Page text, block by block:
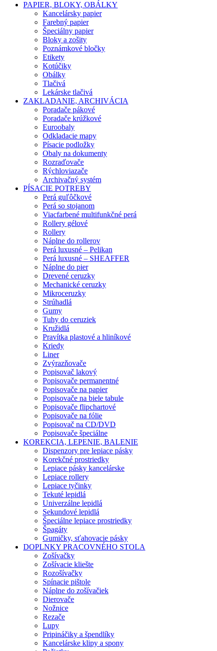
PAPIER, BLOKY, OBÁLKY
Kancelársky papier
Farebný papier
Špeciálny papier
Bloky a zošity
Poznámkové bločky
Etikety
Kotúčiky
Obálky
Tlačivá
Lekárske tlačivá
ZAKLADANIE, ARCHIVÁCIA
Poradače pákové
Poradače krúžkové
Euroobaly
Odkladacie mapy
Písacie podložky
Obaly na dokumenty
Rozraďovače
Rýchloviazače
Archivačný systém
PÍSACIE POTREBY
Perá guľôčkové
Perá so stojanom
Viacfarbené multifunkčné perá
Rollery gélové
Rollery
Náplne do rollerov
Perá luxusné – Pelikan
Perá luxusné – SHEAFFER
Náplne do pier
Drevené ceruzky
Mechanické ceruzky
Mikroceruzky
Strúhadlá
Gumy
Tuhy do ceruziek
Kružidlá
Pravítka plastové a hliníkové
Kriedy
Liner
Zvýrazňovače
Popisovač lakový
Popisovače permanentné
Popisovače na papier
Popisovače na biele tabule
Popisovače flipchartové
Popisovače na fólie
Popisovač na CD/DVD
Popisovače špeciálne
KOREKCIA, LEPENIE, BALENIE
Dispenzory pre lepiace pásky
Korekčné prostriedky
Lepiace pásky kancelárske
Lepiace rollery
Lepiace tyčinky
Tekuté lepidlá
Univerzálne lepidlá
Sekundové lepidlá
Špeciálne lepiace prostriedky
Špagáty
Gumičky, sťahovacie pásky
DOPLNKY PRACOVNÉHO STOLA
Zošívačky
Zošívacie kliešte
Rozošívačky
Spínacie pištole
Náplne do zošívačiek
Dierovače
Nožnice
Rezače
Lupy
Pripináčiky a špendlíky
Kancelárske klipy a spony